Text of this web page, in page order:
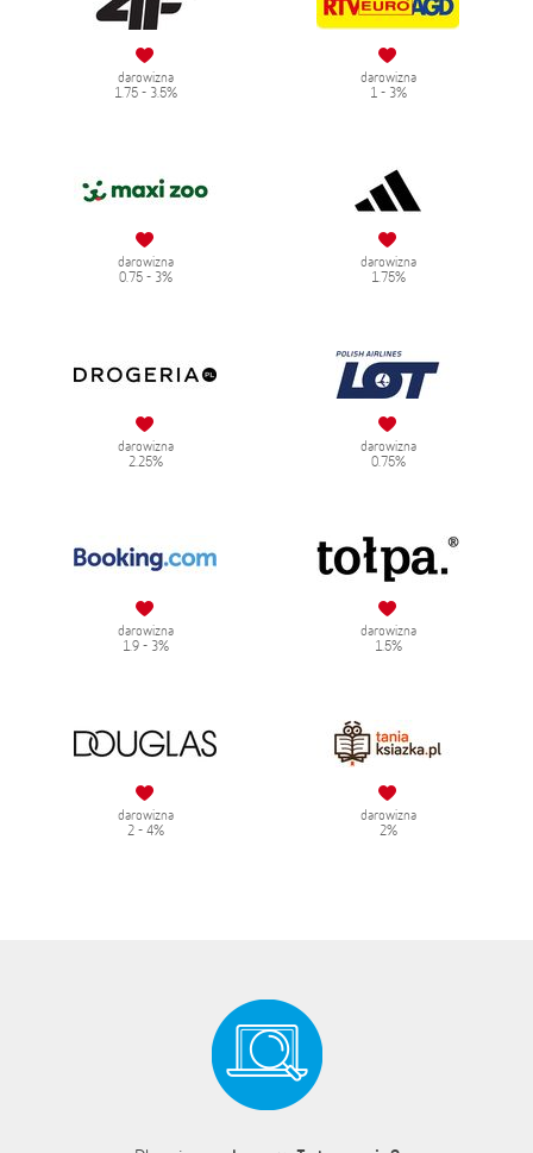
darowizna
1.75 - 3.5%
darowizna
1 - 3%
darowizna
0.75 - 3%
darowizna
1.75%
darowizna
2.25%
darowizna
0.75%
darowizna
1.9 - 3%
darowizna
1.5%
darowizna
2 - 4%
darowizna
2%